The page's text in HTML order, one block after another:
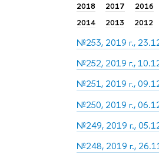
2018
2017 2016
2014
2013 2012
№253, 2019 г.,
№252, 2019 г.,
№251, 2019 г.,
№250, 2019 г.,
№249, 2019 г.,
№248, 2019 г.,